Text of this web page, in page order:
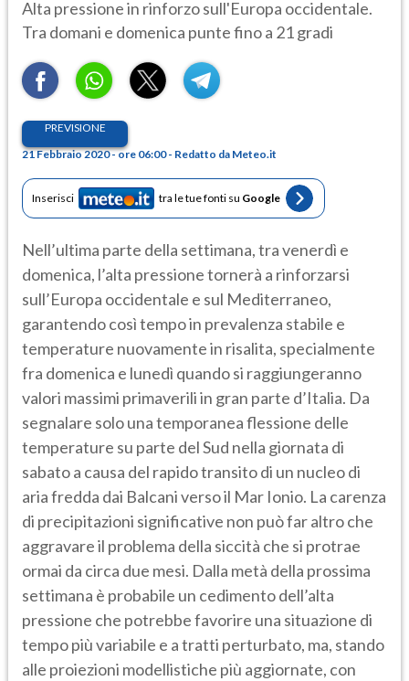
Alta pressione in rinforzo sull'Europa occidentale.
Tra domani e domenica punte fino a 21 gradi
PREVISIONE
21 Febbraio 2020 - ore 06:00 - Redatto da Meteo.it
Inserisci tra le tue fonti su Google
Nell’ultima parte della settimana, tra venerdì e
domenica, l’alta pressione tornerà a rinforzarsi
sull’Europa occidentale e sul Mediterraneo,
garantendo così tempo in prevalenza stabile e
temperature nuovamente in risalita, specialmente
fra domenica e lunedì quando si raggiungeranno
valori massimi primaverili in gran parte d’Italia. Da
segnalare solo una temporanea flessione delle
temperature su parte del Sud nella giornata di
sabato a causa del rapido transito di un nucleo di
aria fredda dai Balcani verso il Mar Ionio. La carenza
di precipitazioni significative non può far altro che
aggravare il problema della siccità che si protrae
ormai da circa due mesi. Dalla metà della prossima
settimana è probabile un cedimento dell’alta
pressione che potrebbe favorire una situazione di
tempo più variabile e a tratti perturbato, ma, stando
alle proiezioni modellistiche più aggiornate, con